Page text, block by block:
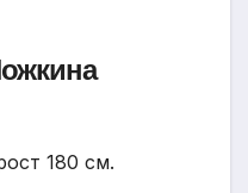
180 см.